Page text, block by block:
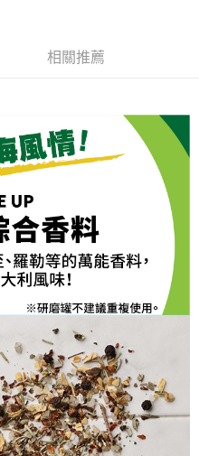
。
即可完成結帳。
簡訊。
簡訊中的連結，可透過四大超商／
方視為交易完成。
費，但若您需要取消訂單，請聯絡
單仍視為有效，需透過AFTEE先享
之結帳頁面顯示為準，若有關於
關疑問，請聯繫「AFTEE先享後付
support/home
「AFTEE先享後付」服務完成之交
料，並將交易相關給付款項請求債
網址：
人或監護人之同意方可使用
引起之損失，本公司不負相關責
個別帳號之用戶狀況，依本公司即
運費
相關推薦